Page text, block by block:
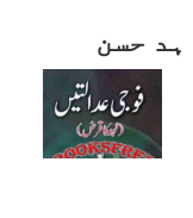
حسن